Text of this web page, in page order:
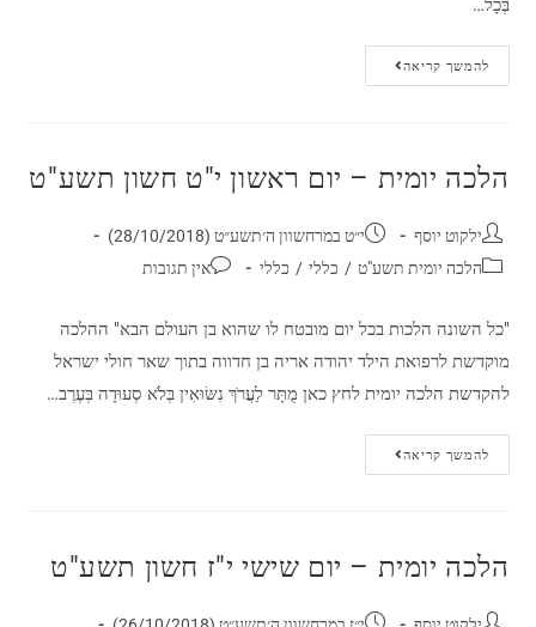
להמשך קריאה
הלכה יומית – יום ראשון י"ט חשון תשע"ט
ילקוט יוסף
י״ט במרחשוון ה׳תשע״ט (28/10/2018)
הלכה יומית תשע"ט / כללי / כללי אין תגובות
"כל השונה הלכות בכל יום מובטח לו שהוא בן העולם הבא" ההלכה
מוקדשת לרפואת הילד יהודה אריה בן חדווה בתוך שאר חולי ישראל
להקדשת הלכה יומית לחץ כאן מֻתָּר לַעֲרֹךְ נִשּׂוּאִין בְּלֹא סְעוּדָה בְּעֶרֶב…
להמשך קריאה
הלכה יומית – יום שישי י"ז חשון תשע"ט